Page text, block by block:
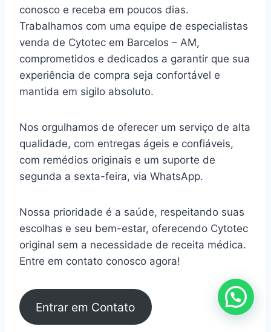
conosco e receba em poucos dias.
Trabalhamos com uma equipe de especialistas
venda de Cytotec em Barcelos – AM,
comprometidos e dedicados a garantir que sua
experiência de compra seja confortável e
mantida em sigilo absoluto.
Nos orgulhamos de oferecer um serviço de alta
qualidade, com entregas ágeis e confiáveis,
com remédios originais e um suporte de
segunda a sexta-feira, via WhatsApp.
Nossa prioridade é a saúde, respeitando suas
escolhas e seu bem-estar, oferecendo Cytotec
original sem a necessidade de receita médica.
Entre em contato conosco agora!
Entrar em Contato